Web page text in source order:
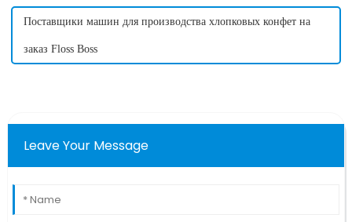
Поставщики машин для производства хлопковых конфет на
заказ Floss Boss
Leave Your Message